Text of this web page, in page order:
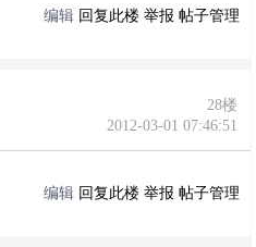
编辑 回复此楼 举报 帖子管理
28楼
2012-03-01 07:46:51
编辑 回复此楼 举报 帖子管理